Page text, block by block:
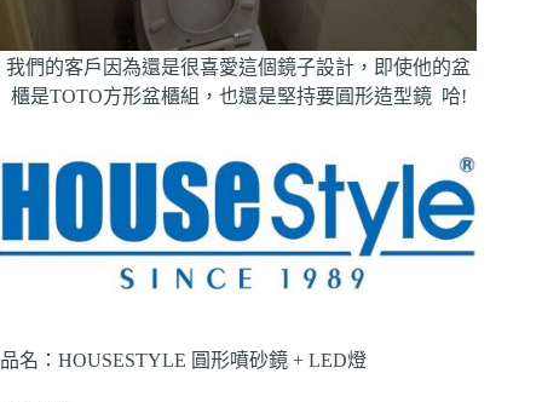
我們的客戶因為還是很喜愛這個鏡子設計，即使他的盆
櫃是TOTO方形盆櫃組，也還是堅持要圓形造型鏡 哈!
品名：HOUSESTYLE 圓形噴砂鏡 + LED燈